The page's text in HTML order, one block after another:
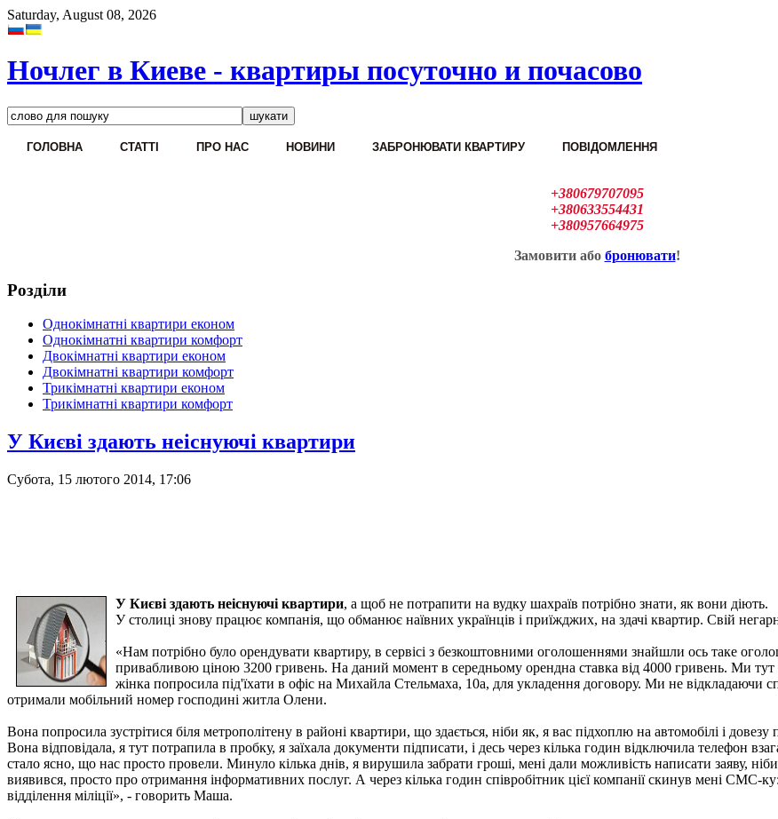
Saturday, August 08, 2026
Ночлег в Киеве - квартиры посуточно и почасово
ГОЛОВНА CТАТТІ ПРО НАС НОВИНИ ЗАБРОНЮВАТИ КВАРТИРУ ПОВІДОМЛЕННЯ
+380679707095
+380633554431
+380957664975
Замовити або бронювати!
Розділи
Однокімнатні квартири економ
Однокімнатні квартири комфорт
Двокімнатні квартири економ
Двокімнатні квартири комфорт
Трикімнатні квартири економ
Трикімнатні квартири комфорт
У Києві здають неіснуючі квартири
Субота, 15 лютого 2014, 17:06
У Києві здають неіснуючі квартири, а щоб не потрапити на вудку шахраїв потрібно знати, як вони діють.
У столиці знову працює компанія, що обманює наївних українців і приїжджих, на здачі квартир. Свій
«Нам потрібно було орендувати квартиру, в сервісі з безкоштовними оголошеннями знайшли ось таке
привабливою ціною 3200 гривень. На даний момент в середньому орендна ставка від 4000 гривень. Ми
жінка попросила під'їхати в офіс на Михайла Стельмаха, 10а, для укладення договору. Ми не відкладаючи
отримали мобільний номер господині житла Олени.
Вона попросила зустрітися біля метрополітену в районі квартири, що здається, ніби як, я вас підхоплю на автомобілі і
Вона відповідала, я тут потрапила в пробку, я заїхала документи підписати, і десь через кілька годин відключила телефон
стало ясно, що нас просто провели. Минуло кілька днів, я вирушила забрати гроші, мені дали можливість написати заяву,
виявився, просто про отримання інформативних послуг. А через кілька годин співробітник цієї компанії скинув мені СМС-
відділення міліції», - говорить Маша.